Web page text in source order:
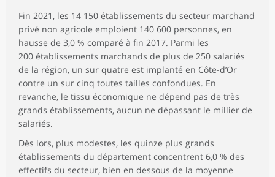
Fin 2021, les 14 150 établissements du secteur marchand
privé non agricole emploient 140 600 personnes, en
hausse de 3,0 % comparé à fin 2017. Parmi les
200 établissements marchands de plus de 250 salariés
de la région, un sur quatre est implanté en Côte-d’Or
contre un sur cinq toutes tailles confondues. En
revanche, le tissu économique ne dépend pas de très
grands établissements, aucun ne dépassant le millier de
salariés.
Dès lors, plus modestes, les quinze plus grands
établissements du département concentrent 6,0 % des
effectifs du secteur, bien en dessous de la moyenne